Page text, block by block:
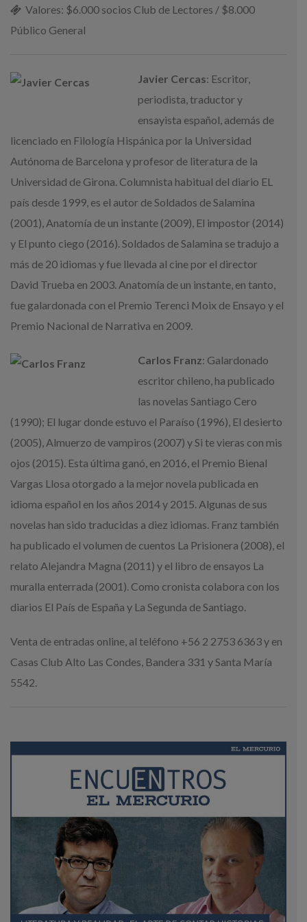
Valores: $6.000 socios Club de Lectores / $8.000
Público General
Javier Cercas: Escritor,
periodista, traductor y
ensayista español, además de
licenciado en Filología Hispánica por la Universidad
Autónoma de Barcelona y profesor de literatura de la
Universidad de Girona. Columnista habitual del diario EL
país desde 1999, es el autor de Soldados de Salamina
(2001), Anatomía de un instante (2009), El impostor (2014)
y El punto ciego (2016). Soldados de Salamina se tradujo a
más de 20 idiomas y fue llevada al cine por el director
David Trueba en 2003. Anatomía de un instante, en tanto,
fue galardonada con el Premio Terenci Moix de Ensayo y el
Premio Nacional de Narrativa en 2009.
Carlos Franz: Galardonado
escritor chileno, ha publicado
las novelas Santiago Cero
(1990); El lugar donde estuvo el Paraíso (1996), El desierto
(2005), Almuerzo de vampiros (2007) y Si te vieras con mis
ojos (2015). Esta última ganó, en 2016, el Premio Bienal
Vargas Llosa otorgado a la mejor novela publicada en
idioma español en los años 2014 y 2015. Algunas de sus
novelas han sido traducidas a diez idiomas. Franz también
ha publicado el volumen de cuentos La Prisionera (2008), el
relato Alejandra Magna (2011) y el libro de ensayos La
muralla enterrada (2001). Como cronista colabora con los
diarios El País de España y La Segunda de Santiago.
Venta de entradas online, al teléfono +56 2 2753 6363 y en
Casas Club Alto Las Condes, Bandera 331 y Santa María
5542.